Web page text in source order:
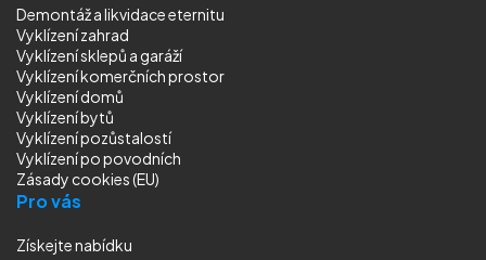
Demontáž a likvidace eternitu
Vyklízení zahrad
Vyklízení sklepů a garáží
Vyklízení komerčních prostor
Vyklízení domů
Vyklízení bytů
Vyklízení pozůstalostí
Vyklízenípo povodních
Zásady cookies (EU)
Pro vás
Získejte nabídku